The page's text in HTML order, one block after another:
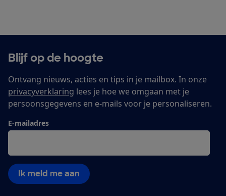
Blijf op de hoogte
Ontvang nieuws, acties en tips in je mailbox. In onze
privacyverklaring lees je hoe we omgaan met je
persoonsgegevens en e-mails voor je personaliseren.
E-mailadres
Ik meld me aan